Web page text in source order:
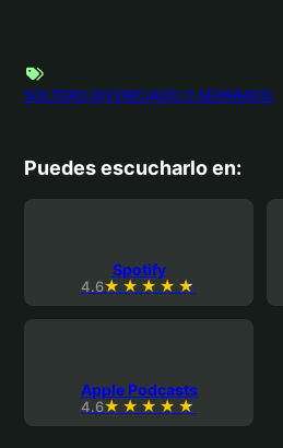
SOLTERO DIVORCIADO O SEPARADO
Puedes escucharlo en:
Spotify
4.6
Apple Podcasts
4.6